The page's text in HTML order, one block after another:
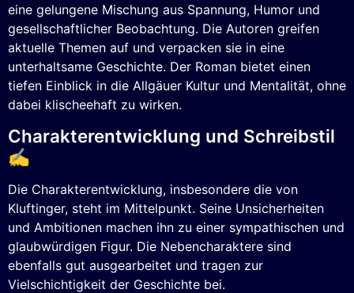
eine gelungene Mischung aus Spannung, Humor und
gesellschaftlicher Beobachtung. Die Autoren greifen
aktuelle Themen auf und verpacken sie in eine
unterhaltsame Geschichte. Der Roman bietet einen
tiefen Einblick in die Allgäuer Kultur und Mentalität, ohne
dabei klischeehaft zu wirken.
Charakterentwicklung und Schreibstil
✍️
Die Charakterentwicklung, insbesondere die von
Kluftinger, steht im Mittelpunkt. Seine Unsicherheiten
und Ambitionen machen ihn zu einer sympathischen und
glaubwürdigen Figur. Die Nebencharaktere sind
ebenfalls gut ausgearbeitet und tragen zur
Vielschichtigkeit der Geschichte bei.